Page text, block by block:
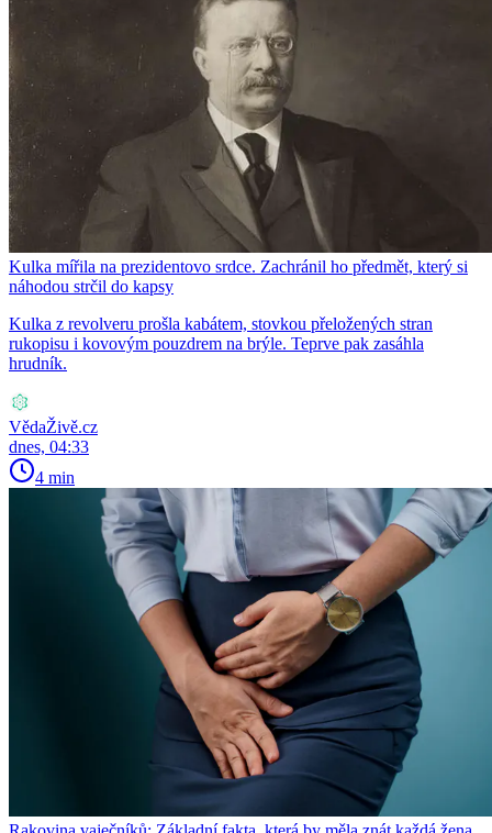
Kulka mířila na prezidentovo srdce. Zachránil ho předmět, který si
náhodou strčil do kapsy
Kulka z revolveru prošla kabátem, stovkou přeložených stran
rukopisu i kovovým pouzdrem na brýle. Teprve pak zasáhla
hrudník.
VědaŽivě.cz
dnes, 04:33
4 min